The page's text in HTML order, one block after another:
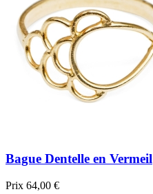
Bague Dentelle en Vermeil
Prix 64,00 €